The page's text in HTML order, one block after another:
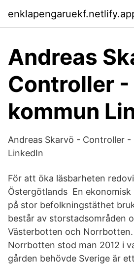
Andreas
Controller -
kommun
Andreas Skarvö - Controller -
LinkedIn
För att öka läsbarheten
Östergötlands En ekonomisk
på stor befolkningstäthet
består av storstadsområden
Västerbotten och Norrbotten.
Norrbotten stod man 2012 i
gården behövde Sverige är